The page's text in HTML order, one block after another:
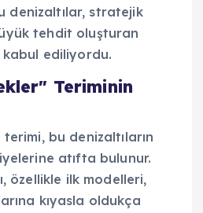
denizaltılar, stratejik
tehdit oluşturan
ediliyordu.
Teriminin
bu denizaltıların
atıfta bulunur.
özellikle ilk modelleri,
kıyasla oldukça